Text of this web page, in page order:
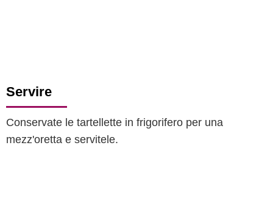
Servire
Conservate le tartellette in frigorifero per una
mezz'oretta e servitele.